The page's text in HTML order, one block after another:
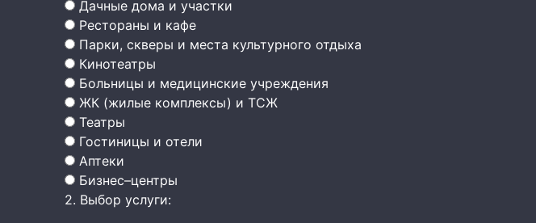
Дачные дома и участки
Рестораны и кафе
Парки, скверы и места культурного отдыха
Кинотеатры
Больницы и медицинские учреждения
ЖК (жилые комплексы) и ТСЖ
Театры
Гостиницы и отели
Аптеки
Бизнес–центры
2. Выбор услуги: